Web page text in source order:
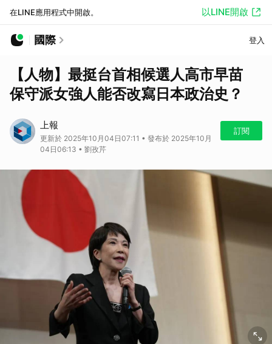
在LINE應用程式中開啟。 以LINE開啟
國際 登入
【人物】最挺台首相候選人高市早苗
保守派女強人能否改寫日本政治史？
上報
更新於 2025年10月04日07:11 • 發布於 2025年10月
04日06:13 • 劉孜芹
訂閱